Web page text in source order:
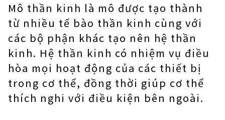
Mô thần kinh là mô được tạo thành
từ nhiều tế bào thần kinh cùng với
các bộ phận khác tạo nên hệ thần
kinh. Hệ thần kinh có nhiệm vụ điều
hòa mọi hoạt động của các thiết bị
trong cơ thể, đồng thời giúp cơ thể
thích nghi với điều kiện bên ngoài.